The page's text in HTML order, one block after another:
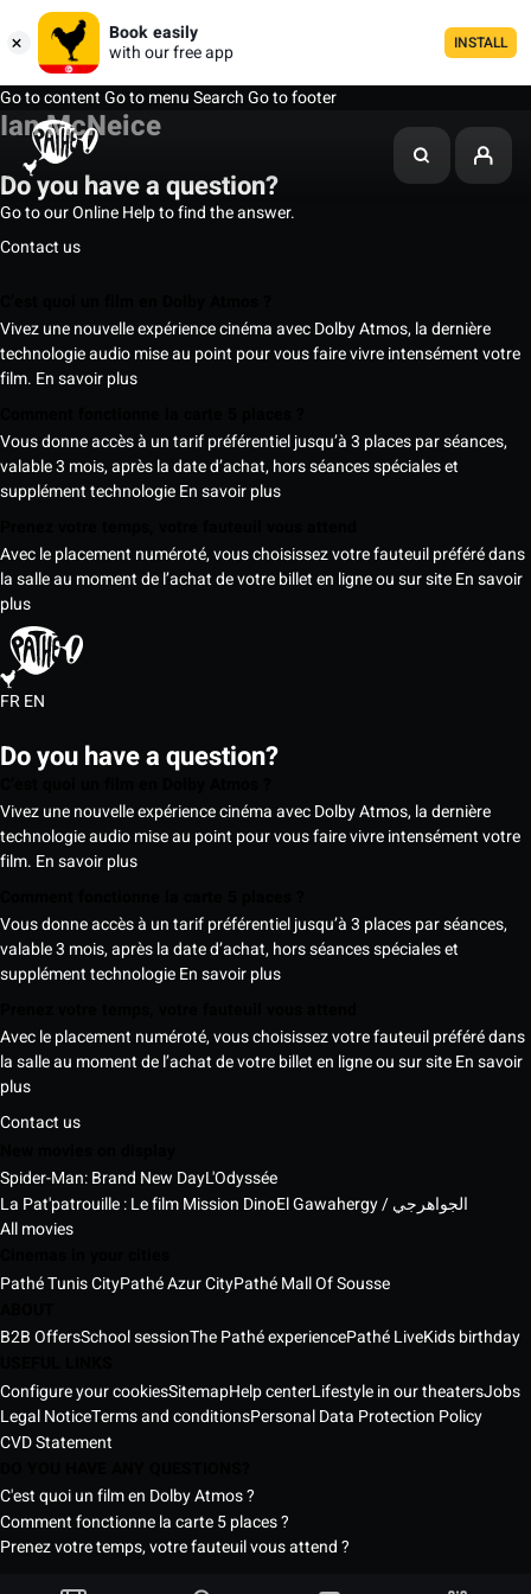
Book easily
with our free app
INSTALL
Go to contentGo to menuSearchGo to footer
Ian McNeice
Do you have a question?
Go to our Online Help to find the answer.
Contact us
Vivez une nouvelle expérience cinéma avec Dolby Atmos, la dernière
technologie audio mise au point pour vous faire vivre intensément votre
film. En savoir plus
Vous donne accès à un tarif préférentiel jusqu’à 3 places par séances,
valable 3 mois, après la date d’achat, hors séances spéciales et
supplément technologieEn savoir plus
Avec le placement numéroté, vous choisissez votre fauteuil préféré dans
la salle au moment de l’achat de votre billet en ligne ou sur siteEn savoir
plus
FREN
Do you have a question?
Vivez une nouvelle expérience cinéma avec Dolby Atmos, la dernière
technologie audio mise au point pour vous faire vivre intensément votre
film. En savoir plus
Vous donne accès à un tarif préférentiel jusqu’à 3 places par séances,
valable 3 mois, après la date d’achat, hors séances spéciales et
supplément technologieEn savoir plus
Avec le placement numéroté, vous choisissez votre fauteuil préféré dans
la salle au moment de l’achat de votre billet en ligne ou sur siteEn savoir
plus
Contact us
Spider-Man: Brand New DayL'Odyssée
La Pat'patrouille : Le film Mission Dino
El Gawahergy / الجواهرجي
All movies
Pathé Tunis CityPathé Azur CityPathé Mall Of Sousse
B2B OffersSchool sessionThe Pathé experiencePathé LiveKids birthday
Configure your cookiesSitemapHelp centerLifestyle in our theatersJobs
Legal NoticeTerms and conditionsPersonal Data Protection Policy
CVD Statement
C'est quoi un film en Dolby Atmos ?
Comment fonctionne la carte 5 places ?
Prenez votre temps, votre fauteuil vous attend ?